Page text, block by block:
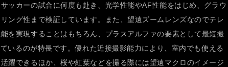
ッカーの試合に何度も赴き、光学性能やAF性能をはじめ、グラウ
ング性まで検証しています。また、望遠ズームレンズなのでテレ
を実現することはもちろん、プラスアルファの要素として最短撮
いるのが特長です。優れた近接撮影能力により、室内でも使える
躍できるほか、桜や紅葉などを撮る際には望遠マクロのイメージ